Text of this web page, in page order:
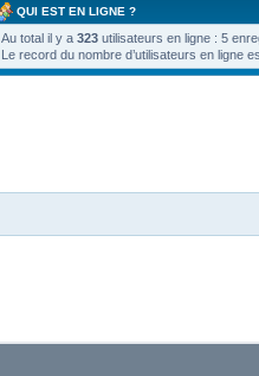
QUI EST EN LIGNE ?
Au total il y a 323 utilisateurs en ligne : 5
Le record du nombre d’utilisateurs en ligne